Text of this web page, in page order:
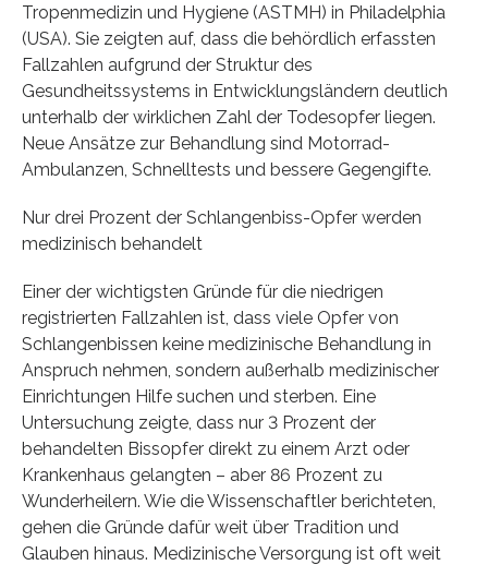
Tropenmedizin und Hygiene (ASTMH) in Philadelphia
(USA). Sie zeigten auf, dass die behördlich erfassten
Fallzahlen aufgrund der Struktur des
Gesundheitssystems in Entwicklungsländern deutlich
unterhalb der wirklichen Zahl der Todesopfer liegen.
Neue Ansätze zur Behandlung sind Motorrad-
Ambulanzen, Schnelltests und bessere Gegengifte.
Nur drei Prozent der Schlangenbiss-Opfer werden
medizinisch behandelt
Einer der wichtigsten Gründe für die niedrigen
registrierten Fallzahlen ist, dass viele Opfer von
Schlangenbissen keine medizinische Behandlung in
Anspruch nehmen, sondern außerhalb medizinischer
Einrichtungen Hilfe suchen und sterben. Eine
Untersuchung zeigte, dass nur 3 Prozent der
behandelten Bissopfer direkt zu einem Arzt oder
Krankenhaus gelangten – aber 86 Prozent zu
Wunderheilern. Wie die Wissenschaftler berichteten,
gehen die Gründe dafür weit über Tradition und
Glauben hinaus. Medizinische Versorgung ist oft weit